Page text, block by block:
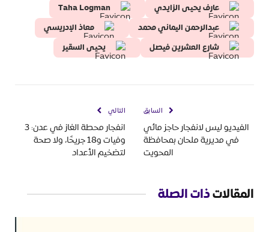
عارف يحيى الزايدي
Taha Logman
عبدالرحمن اليماني محمد
معاذ الإدريسي
يحيى السقير
السابق
الفيديو ليس لانفجار حاجز مائي
في مديرية ملحان بمحافظة
المحويت
التالي
انفجار محطة الغاز في عدن: 3
وفيات و18 جريحًا، ولا صحة
لتضخيم الأعداد
المقالاتذات الصلة